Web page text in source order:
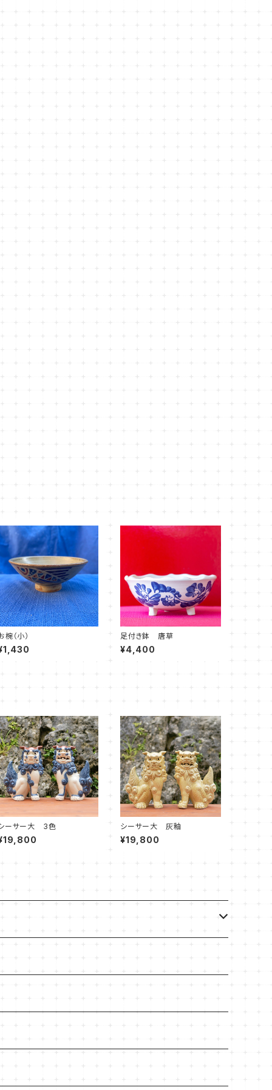
椀（小） 足付き鉢 唐草
¥4,400
ーサー大 3色 シーサー大 灰釉
¥19,800